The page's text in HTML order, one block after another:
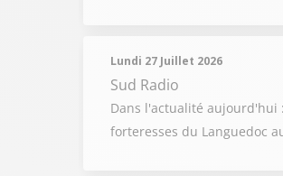
Lundi 27 Juillet 2026
Sud Radio
Dans l'actualité aujourd'hui
forteresses du Languedoc